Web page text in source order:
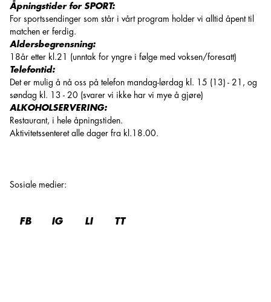
Åpningstider for SPORT:
For sportssendinger som står i vårt program holder vi alltid åpent til
matchen er ferdig.
Aldersbegrensning:
18år etter kl.21 (unntak for yngre i følge med voksen/foresatt)
Telefontid:
Det er mulig å nå oss på telefon mandag-lørdag kl. 15 (13) - 21, og
søndag kl. 13 - 20 (svarer vi ikke har vi mye å gjøre)
ALKOHOLSERVERING:
Restaurant, i hele åpningstiden.
Aktivitetssenteret alle dager fra kl.18.00.
Sosiale medier:
FB IG LI TT